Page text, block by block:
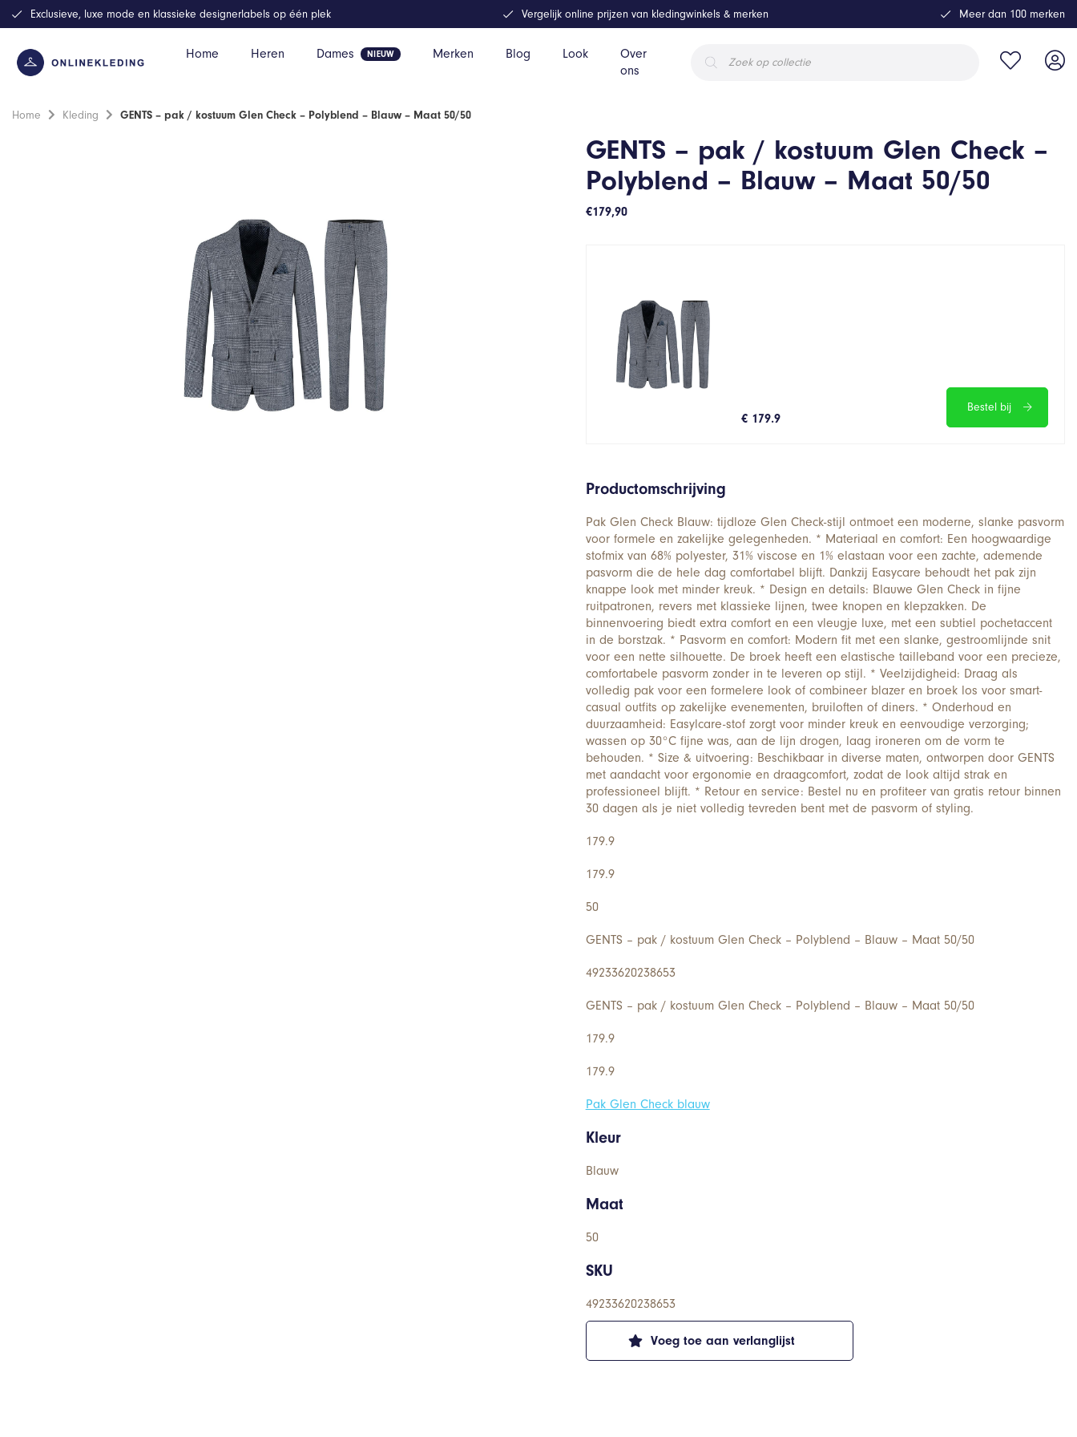
Home Heren Dames Merken Blog Look
Over
ons
zoeken
Exclusieve, luxe mode en klassieke designerlabels op één plek Vergelijk online prijzen van kledingwinkels & merken Meer dan 100 merken
Home Kleding GENTS – pak / kostuum Glen Check – Polyblend – Blauw – Maat 50/50
GENTS – pak / kostuum Glen Check –
Polyblend – Blauw – Maat 50/50
€179,90
€ 179.9
Bestel bij
Voeg toe aan verlanglijst
Productomschrijving
Pak Glen Check Blauw: tijdloze Glen Check-stijl ontmoet een moderne, slanke pasvorm
voor formele en zakelijke gelegenheden. * Materiaal en comfort: Een hoogwaardige
stofmix van 68% polyester, 31% viscose en 1% elastaan voor een zachte, ademende
pasvorm die de hele dag comfortabel blijft. Dankzij Easycare behoudt het pak zijn
knappe look met minder kreuk. * Design en details: Blauwe Glen Check in fijne
ruitpatronen, revers met klassieke lijnen, twee knopen en klepzakken. De
binnenvoering biedt extra comfort en een vleugje luxe, met een subtiel pochetaccent
in de borstzak. * Pasvorm en comfort: Modern fit met een slanke, gestroomlijnde snit
voor een nette silhouette. De broek heeft een elastische tailleband voor een precieze,
comfortabele pasvorm zonder in te leveren op stijl. * Veelzijdigheid: Draag als
volledig pak voor een formelere look of combineer blazer en broek los voor smart-
casual outfits op zakelijke evenementen, bruiloften of diners. * Onderhoud en
duurzaamheid: Easylcare-stof zorgt voor minder kreuk en eenvoudige verzorging;
wassen op 30°C fijne was, aan de lijn drogen, laag ironeren om de vorm te
behouden. * Size & uitvoering: Beschikbaar in diverse maten, ontworpen door GENTS
met aandacht voor ergonomie en draagcomfort, zodat de look altijd strak en
professioneel blijft. * Retour en service: Bestel nu en profiteer van gratis retour binnen
30 dagen als je niet volledig tevreden bent met de pasvorm of styling.
179.9
179.9
50
GENTS – pak / kostuum Glen Check – Polyblend – Blauw – Maat 50/50
49233620238653
GENTS – pak / kostuum Glen Check – Polyblend – Blauw – Maat 50/50
179.9
179.9
Pak Glen Check blauw
Kleur
Blauw
Maat
50
SKU
49233620238653